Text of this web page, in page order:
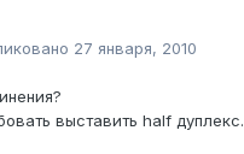
27 января, 2010
выставить half дуплекс.